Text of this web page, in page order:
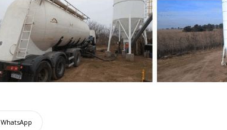
WhatsApp